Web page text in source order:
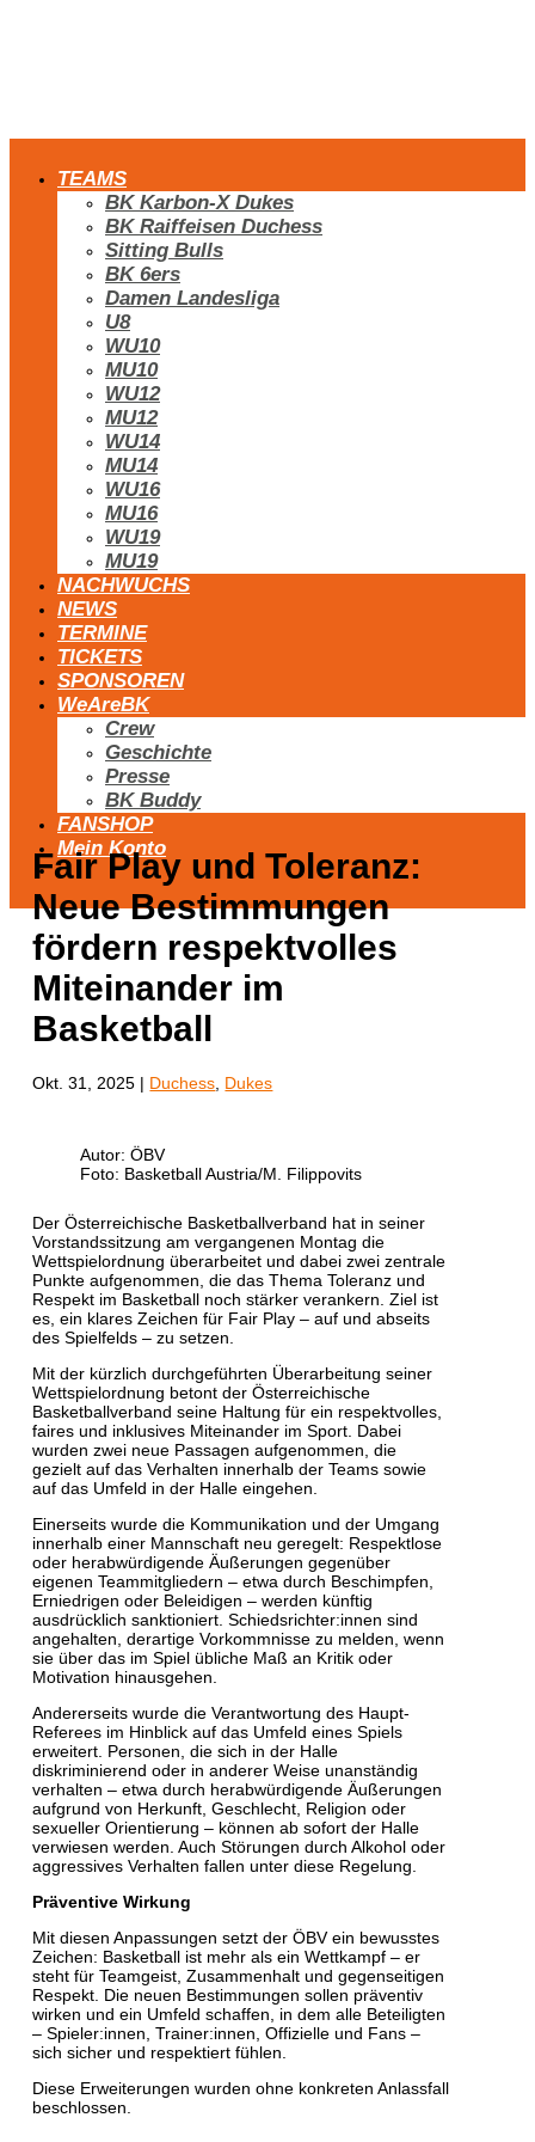
TEAMS
BK Karbon-X Dukes
BK Raiffeisen Duchess
Sitting Bulls
BK 6ers
Damen Landesliga
U8
WU10
MU10
WU12
MU12
WU14
MU14
WU16
MU16
WU19
MU19
NACHWUCHS
NEWS
TERMINE
TICKETS
SPONSOREN
WeAreBK
Crew
Geschichte
Presse
BK Buddy
FANSHOP
Mein Konto
Fair Play und Toleranz:
Neue Bestimmungen
fördern respektvolles
Miteinander im
Basketball
Okt. 31, 2025 | Duchess Dukes
Autor: ÖBV
Foto: Basketball Austria/M. Filippovits
Der Österreichische Basketballverband hat in seiner
Vorstandssitzung am vergangenen Montag die
Wettspielordnung überarbeitet und dabei zwei zentrale
Punkte aufgenommen, die das Thema Toleranz und
Respekt im Basketball noch stärker verankern. Ziel ist
es, ein klares Zeichen für Fair Play – auf und abseits
des Spielfelds – zu setzen.
Mit der kürzlich durchgeführten Überarbeitung seiner
Wettspielordnung betont der Österreichische
Basketballverband seine Haltung für ein respektvolles,
faires und inklusives Miteinander im Sport. Dabei
wurden zwei neue Passagen aufgenommen, die
gezielt auf das Verhalten innerhalb der Teams sowie
auf das Umfeld in der Halle eingehen.
Einerseits wurde die Kommunikation und der Umgang
innerhalb einer Mannschaft neu geregelt: Respektlose
oder herabwürdigende Äußerungen gegenüber
eigenen Teammitgliedern – etwa durch Beschimpfen,
Erniedrigen oder Beleidigen – werden künftig
ausdrücklich sanktioniert. Schiedsrichter:innen sind
angehalten, derartige Vorkommnisse zu melden, wenn
sie über das im Spiel übliche Maß an Kritik oder
Motivation hinausgehen.
Andererseits wurde die Verantwortung des Haupt-
Referees im Hinblick auf das Umfeld eines Spiels
erweitert. Personen, die sich in der Halle
diskriminierend oder in anderer Weise unanständig
verhalten – etwa durch herabwürdigende Äußerungen
aufgrund von Herkunft, Geschlecht, Religion oder
sexueller Orientierung – können ab sofort der Halle
verwiesen werden. Auch Störungen durch Alkohol oder
aggressives Verhalten fallen unter diese Regelung.
Präventive Wirkung
Mit diesen Anpassungen setzt der ÖBV ein bewusstes
Zeichen: Basketball ist mehr als ein Wettkampf – er
steht für Teamgeist, Zusammenhalt und gegenseitigen
Respekt. Die neuen Bestimmungen sollen präventiv
wirken und ein Umfeld schaffen, in dem alle Beteiligten
– Spieler:innen, Trainer:innen, Offizielle und Fans –
sich sicher und respektiert fühlen.
Diese Erweiterungen wurden ohne konkreten Anlassfall
beschlossen.